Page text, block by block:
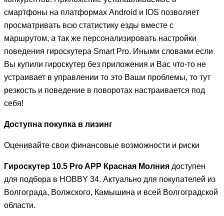
смартфоны на платформах Android и IOS позволяет
просматривать всю статистику езды вместе с
маршрутом, а так же персонализировать настройки
поведения гироскутера Smart Pro. Иными словами если
Вы купили гироскутер без приложения и Вас что-то не
устраивает в управлении то это Ваши проблемы, то тут
резкость и поведение в поворотах настраивается под
себя!
Доступна покупка в лизинг
Оценивайте свои финансовые возможности и риски
Гироскутер 10.5 Pro APP Красная Молния доступен
для подбора в HOBBY 34. Актуально для покупателей из
Волгограда, Волжского, Камышина и всей Волгоградской
области.